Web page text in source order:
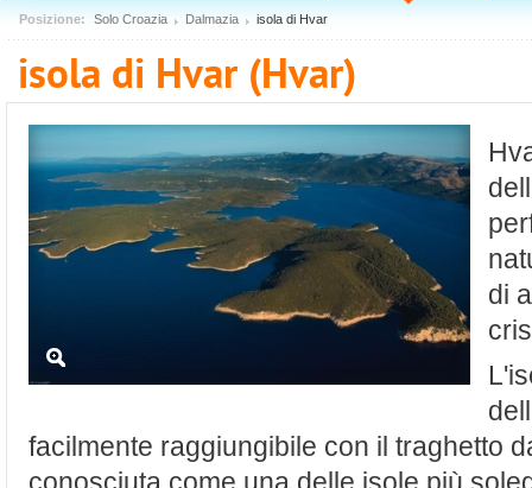
Posizione: Solo Croazia Dalmazia isola di Hvar
isola di Hvar (Hvar)
di
facilmente raggiungibile con il traghetto